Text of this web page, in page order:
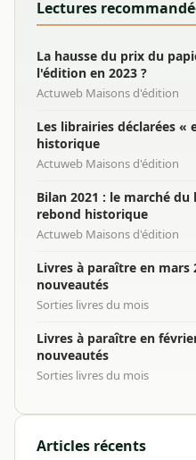
Lectures
La hausse du prix du
l'édition en 2023 ?
Actuweb Maisons d'édition
Les librairies déclarées «
historique
Actuweb Maisons d'édition
Bilan 2021 : le marché
rebond historique
Actuweb Maisons d'édition
Livres à paraître en mars
nouveautés
Sorties livres du mois
Livres à paraître en
nouveautés
Sorties livres du mois
Articles récents